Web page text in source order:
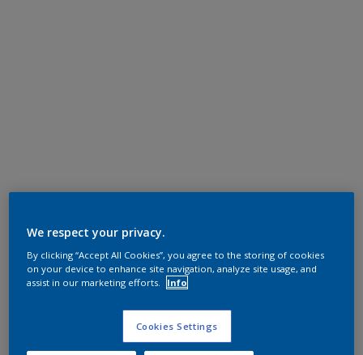
We respect your privacy.
By clicking “Accept All Cookies”, you agree to the storing of cookies
on your device to enhance site navigation, analyze site usage, and
assist in our marketing efforts.
Info
Cookies Settings